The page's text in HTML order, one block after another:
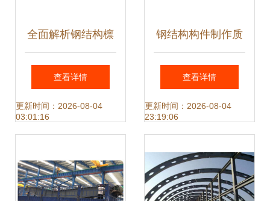
全面解析钢结构檩
条计算方法
查看详情
更新时间：2026-08-04
03:01:16
钢结构构件制作质
量未达到要求的典
型表现与深入分析
查看详情
更新时间：2026-08-04
23:19:06